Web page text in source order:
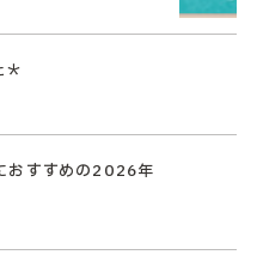
おすすめの2026年